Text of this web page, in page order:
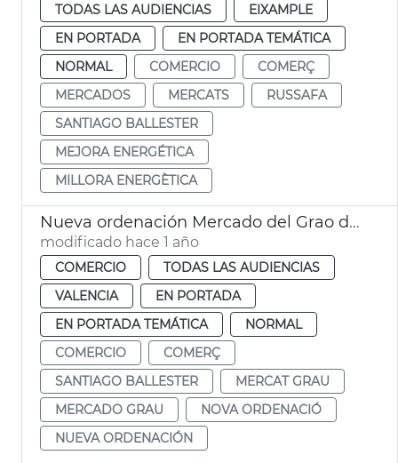
TODAS LAS AUDIENCIAS
EIXAMPLE
EN PORTADA
EN PORTADA TEMÁTICA
NORMAL
COMERCIO
COMERÇ
MERCADOS
MERCATS
RUSSAFA
SANTIAGO BALLESTER
MEJORA ENERGÉTICA
MILLORA ENERGÈTICA
Nueva ordenación Mercado del Grao de València
modificado hace 1 año
COMERCIO
TODAS LAS AUDIENCIAS
VALENCIA
EN PORTADA
EN PORTADA TEMÁTICA
NORMAL
COMERCIO
COMERÇ
SANTIAGO BALLESTER
MERCAT GRAU
MERCADO GRAU
NOVA ORDENACIÓ
NUEVA ORDENACIÓN